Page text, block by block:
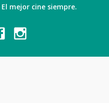
mejor cine siempre.